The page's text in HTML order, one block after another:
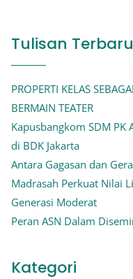
Tulisan Terbaru
PROPERTI KELAS
BERMAIN TEATER
Kapusbangkom SDM
di BDK Jakarta
Antara Gagasan dan
Madrasah Perkuat Nilai
Generasi Moderat
Peran ASN Dalam
Kategori